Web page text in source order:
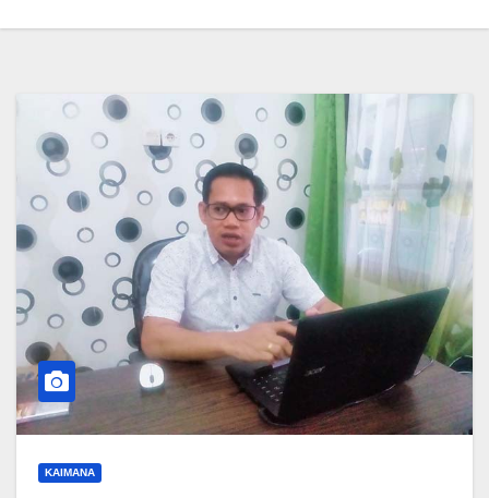
KAIMANA